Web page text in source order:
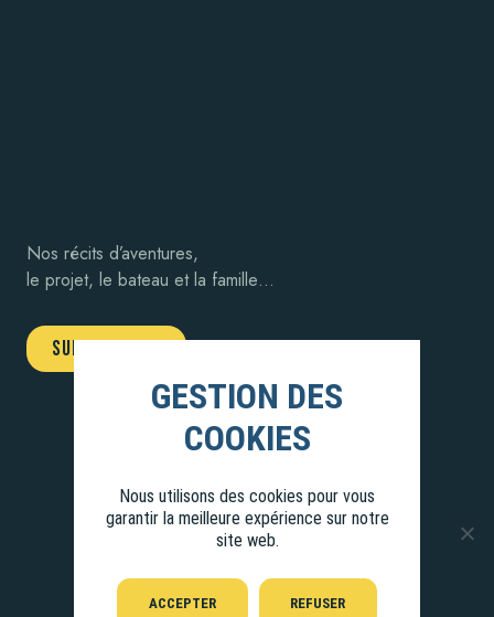
Nos récits d’aventures,
le projet, le bateau et la famille…
SUIVEZ-NOUS !
Nous utilisons des cookies pour vous
garantir la meilleure expérience sur notre
site web.
ACCEPTER REFUSER